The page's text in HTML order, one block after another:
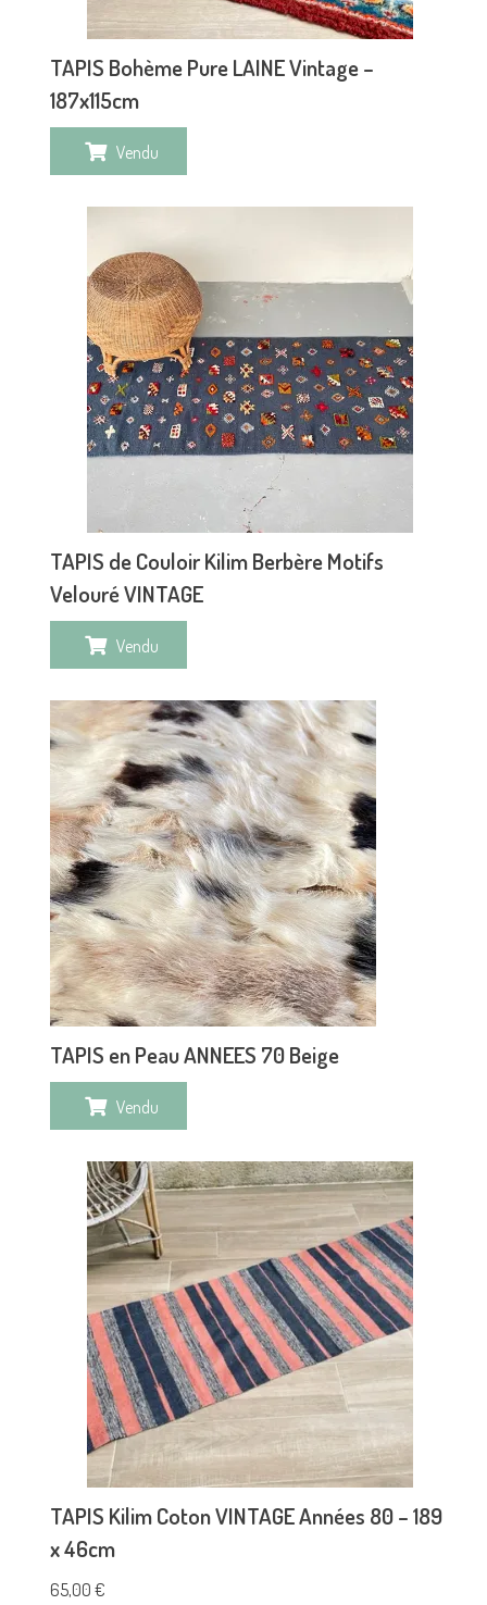
TAPIS Bohème Pure LAINE Vintage –
187x115cm
Vendu
TAPIS de Couloir Kilim Berbère Motifs
Velouré VINTAGE
Vendu
TAPIS en Peau ANNEES 70 Beige
Vendu
TAPIS Kilim Coton VINTAGE Années 80 – 189
x 46cm
65,00 €